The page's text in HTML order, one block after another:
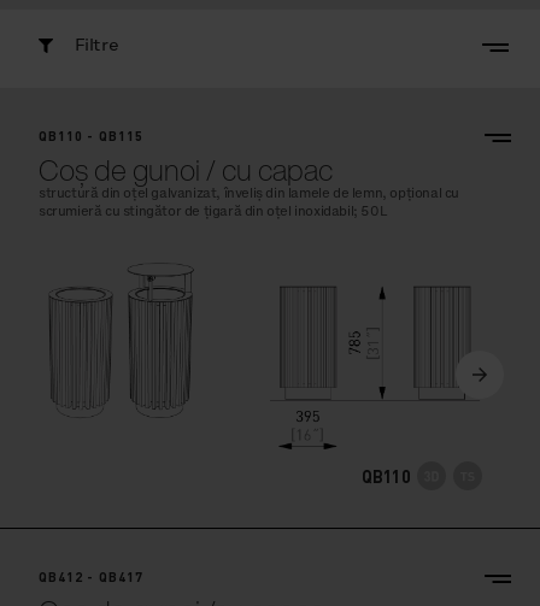
Filtre
QB110 - QB115
Coș de gunoi / cu capac
structură din oțel galvanizat, înveliș din lamele de lemn, opțional cu
scrumieră cu stingător de țigară din oțel inoxidabil; 50L
QB110
QB412 - QB417